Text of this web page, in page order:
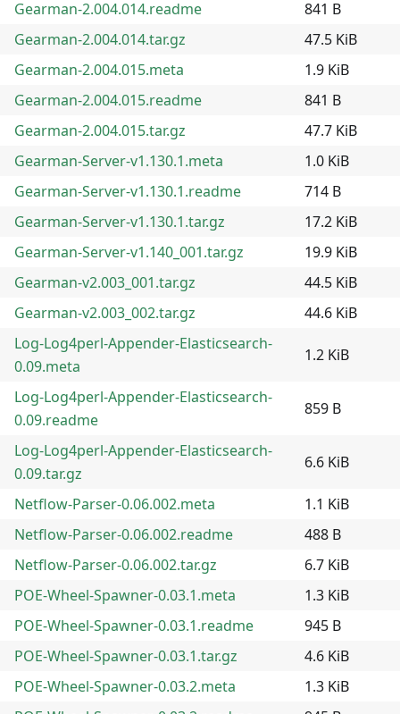
Gearman-2.004.014.readme
841 B
Gearman-2.004.014.tar.gz
47.5 KiB
Gearman-2.004.015.meta
1.9 KiB
Gearman-2.004.015.readme
841 B
Gearman-2.004.015.tar.gz
47.7 KiB
Gearman-Server-v1.130.1.meta
1.0 KiB
Gearman-Server-v1.130.1.readme
714 B
Gearman-Server-v1.130.1.tar.gz
17.2 KiB
Gearman-Server-v1.140_001.tar.gz
19.9 KiB
Gearman-v2.003_001.tar.gz
44.5 KiB
Gearman-v2.003_002.tar.gz
44.6 KiB
Log-Log4perl-Appender-Elasticsearch-
0.09.meta
1.2 KiB
Log-Log4perl-Appender-Elasticsearch-
0.09.readme
859 B
Log-Log4perl-Appender-Elasticsearch-
0.09.tar.gz
6.6 KiB
Netflow-Parser-0.06.002.meta
1.1 KiB
Netflow-Parser-0.06.002.readme
488 B
Netflow-Parser-0.06.002.tar.gz
6.7 KiB
POE-Wheel-Spawner-0.03.1.meta
1.3 KiB
POE-Wheel-Spawner-0.03.1.readme
945 B
POE-Wheel-Spawner-0.03.1.tar.gz
4.6 KiB
POE-Wheel-Spawner-0.03.2.meta
1.3 KiB